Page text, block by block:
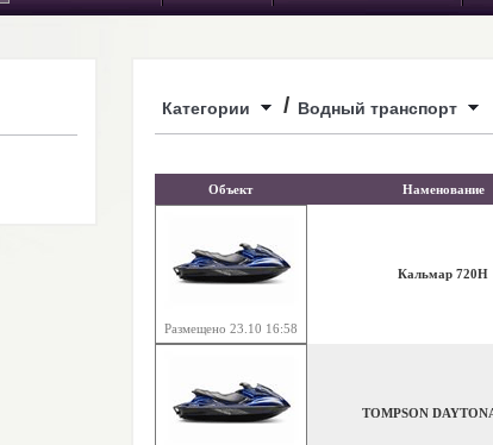
Категории / Водный транспорт
Объект Наменование
Размещено 23.10 16:58
Кальмар 720Н
TOMPSON